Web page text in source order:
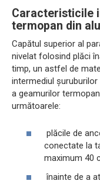
Caracteristicile
termopan din
Capătul superior al
nivelat folosind plăci
timp, un astfel de
intermediul
a geamurilor
următoarele:
plăcile de
conectate la
maximum 40
înainte de a